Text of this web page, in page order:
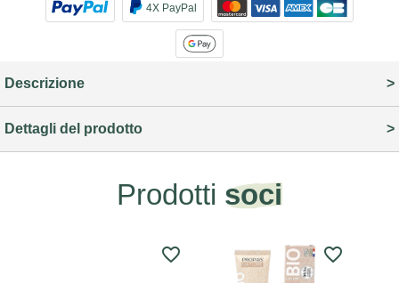
4X PayPal
Descrizione
Dettagli del prodotto
Prodotti soci
favorite_border favorite_border